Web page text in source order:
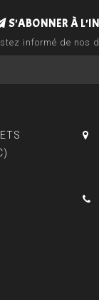
S'ABONNER À
informé de nos